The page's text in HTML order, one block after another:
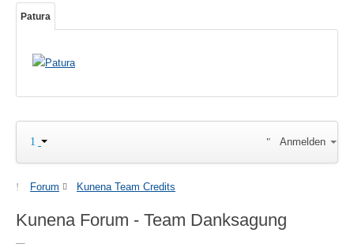
Patura
Anmelden
Forum Kunena Team Credits
Kunena Forum - Team Danksagung